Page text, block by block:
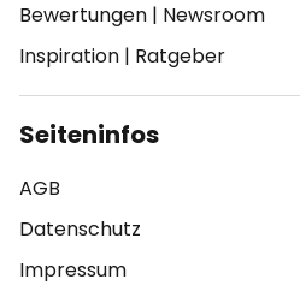
Bewertungen | Newsroom
Inspiration | Ratgeber
Seiteninfos
AGB
Datenschutz
Impressum